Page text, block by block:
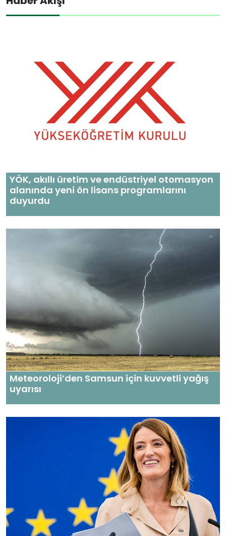
YÖK, akıllı üretim ve endüstriyel otomasyon
alanında yeni ön lisans programlarını
duyurdu
Meteoroloji’den Samsun için kuvvetli yağış
uyarısı